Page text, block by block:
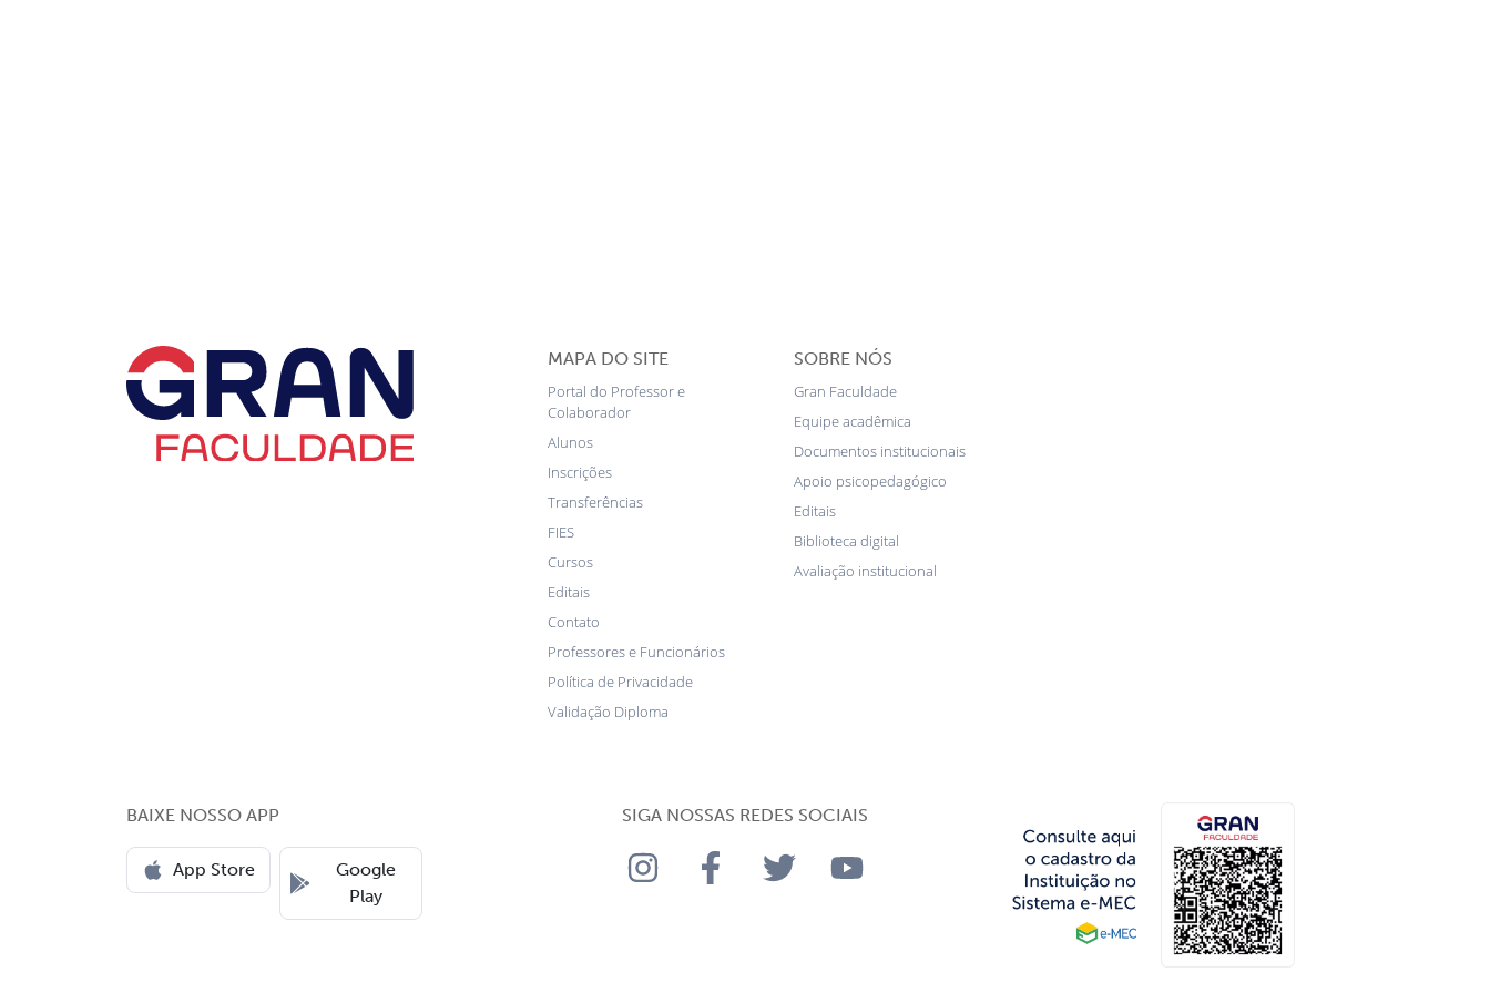
MAPA DO SITE
Portal do Professor e
Colaborador
Alunos
Inscrições
Transferências
FIES
Cursos
Editais
Contato
Professores e Funcionários
Política de Privacidade
Validação Diploma
SOBRE NÓS
Gran Faculdade
Equipe acadêmica
Documentos institucionais
Apoio psicopedagógico
Editais
Biblioteca digital
Avaliação institucional
BAIXE NOSSO APP
App Store
Google
Play
SIGA NOSSAS REDES SOCIAIS